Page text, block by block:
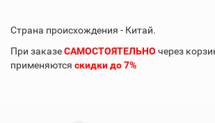
Страна происхождения - Китай.
При заказеСАМОСТОЯТЕЛЬНО через
применяются скидки до 7%